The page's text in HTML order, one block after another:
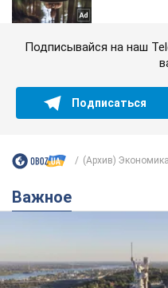
Подписывайся на наш
Подписаться
(Архив) Экономика
Важное